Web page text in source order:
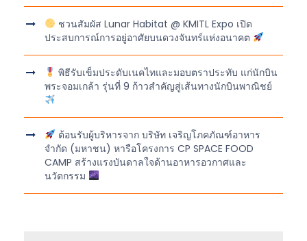
ชวนสัมผัส Lunar Habitat @ KMITL Expo เปิด
ประสบการณ์การอยู่อาศัยบนดวงจันทร์แห่งอนาคต
พิธีรับเข็มประดับเนคไทและมอบตราประทับ แก่นักบิน
พระจอมเกล้า รุ่นที่ 9 ก้าวสำคัญสู่เส้นทางนักบินพาณิชย์
ต้อนรับผู้บริหารจาก บริษัท เจริญโภคภัณฑ์อาหาร
จำกัด (มหาชน) หารือโครงการ CP SPACE FOOD
CAMP สร้างแรงบันดาลใจด้านอาหารอวกาศและ
นวัตกรรม